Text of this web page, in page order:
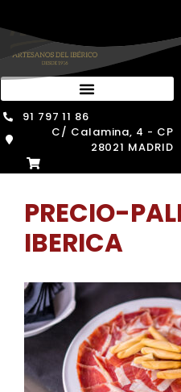
al
contenido
91 797 11 86
C/ Calamina, 4 - CP
28021 MADRID
PRECIO-
IBERICA